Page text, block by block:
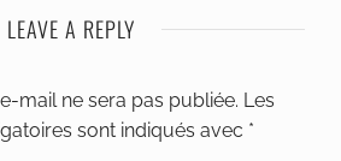
LEAVE A REPLY
mail ne sera pas publiée. Les
sont indiqués avec *